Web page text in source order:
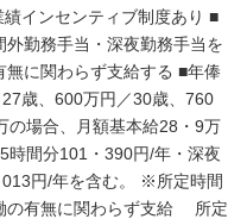
インセンティブ制度あり ■
勤務手当・深夜勤務手当を
無に関わらず支給する ■年俸
歳、600万円／30歳、760
の場合、月額基本給28・9万
時間分101・390円/年・深夜
円/年を含む。 ※所定時間
の有無に関わらず支給 所定